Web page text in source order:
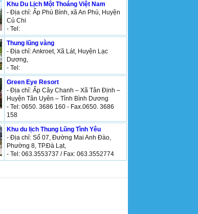
Khu Du Lịch Một Thoáng Việt Nam
- Địa chỉ: Ấp Phú Bình, xã An Phú, Huyện
Củ Chi
- Tel:
Thung lũng vàng
- Địa chỉ: Ankroet, Xã Lát, Huyện Lạc
Dương,
- Tel:
Green Eye Resort
- Địa chỉ: Ấp Cây Chanh – Xã Tân Định –
Huyện Tân Uyên – Tỉnh Bình Dương
- Tel: 0650. 3686 160 - Fax.0650. 3686
158
Khu du lịch Thung Lũng Tình Yêu
- Địa chỉ: Số 07, Đường Mai Anh Đào,
Phường 8, TP.Đà Lạt,
- Tel: 063.3553737 / Fax: 063.3552774